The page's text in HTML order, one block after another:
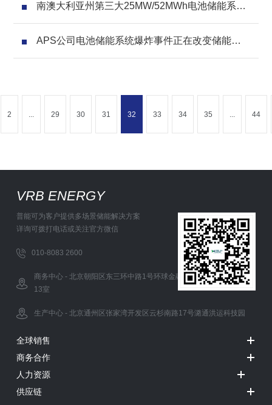
南澳大利亚州第三大25MW/52MWh电池储能系统
开通运营
APS公司电池储能系统爆炸事件正在改变储能厂
商传统安全观念
2 29 30 31 32 33 34 35 44
VRB ENERGY
普能可为客户提供多场景储能解决方案
详询可拨打电话或关注官方微信
010-8083 2600
商务中心 - 北京朝阳区东三环中路1号环球金融中心办公西塔5层12-
13室
生产中心 - 北京通州区张家湾开发区云杉南路17号潞通洪运科技园
全球销售
商务合作
人力资源
供应链